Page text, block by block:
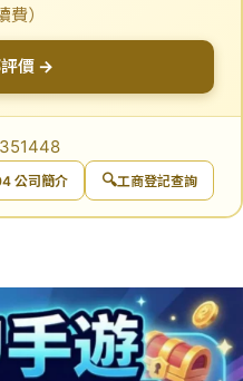
）
價 →
公司簡介 🔍工商登記查詢